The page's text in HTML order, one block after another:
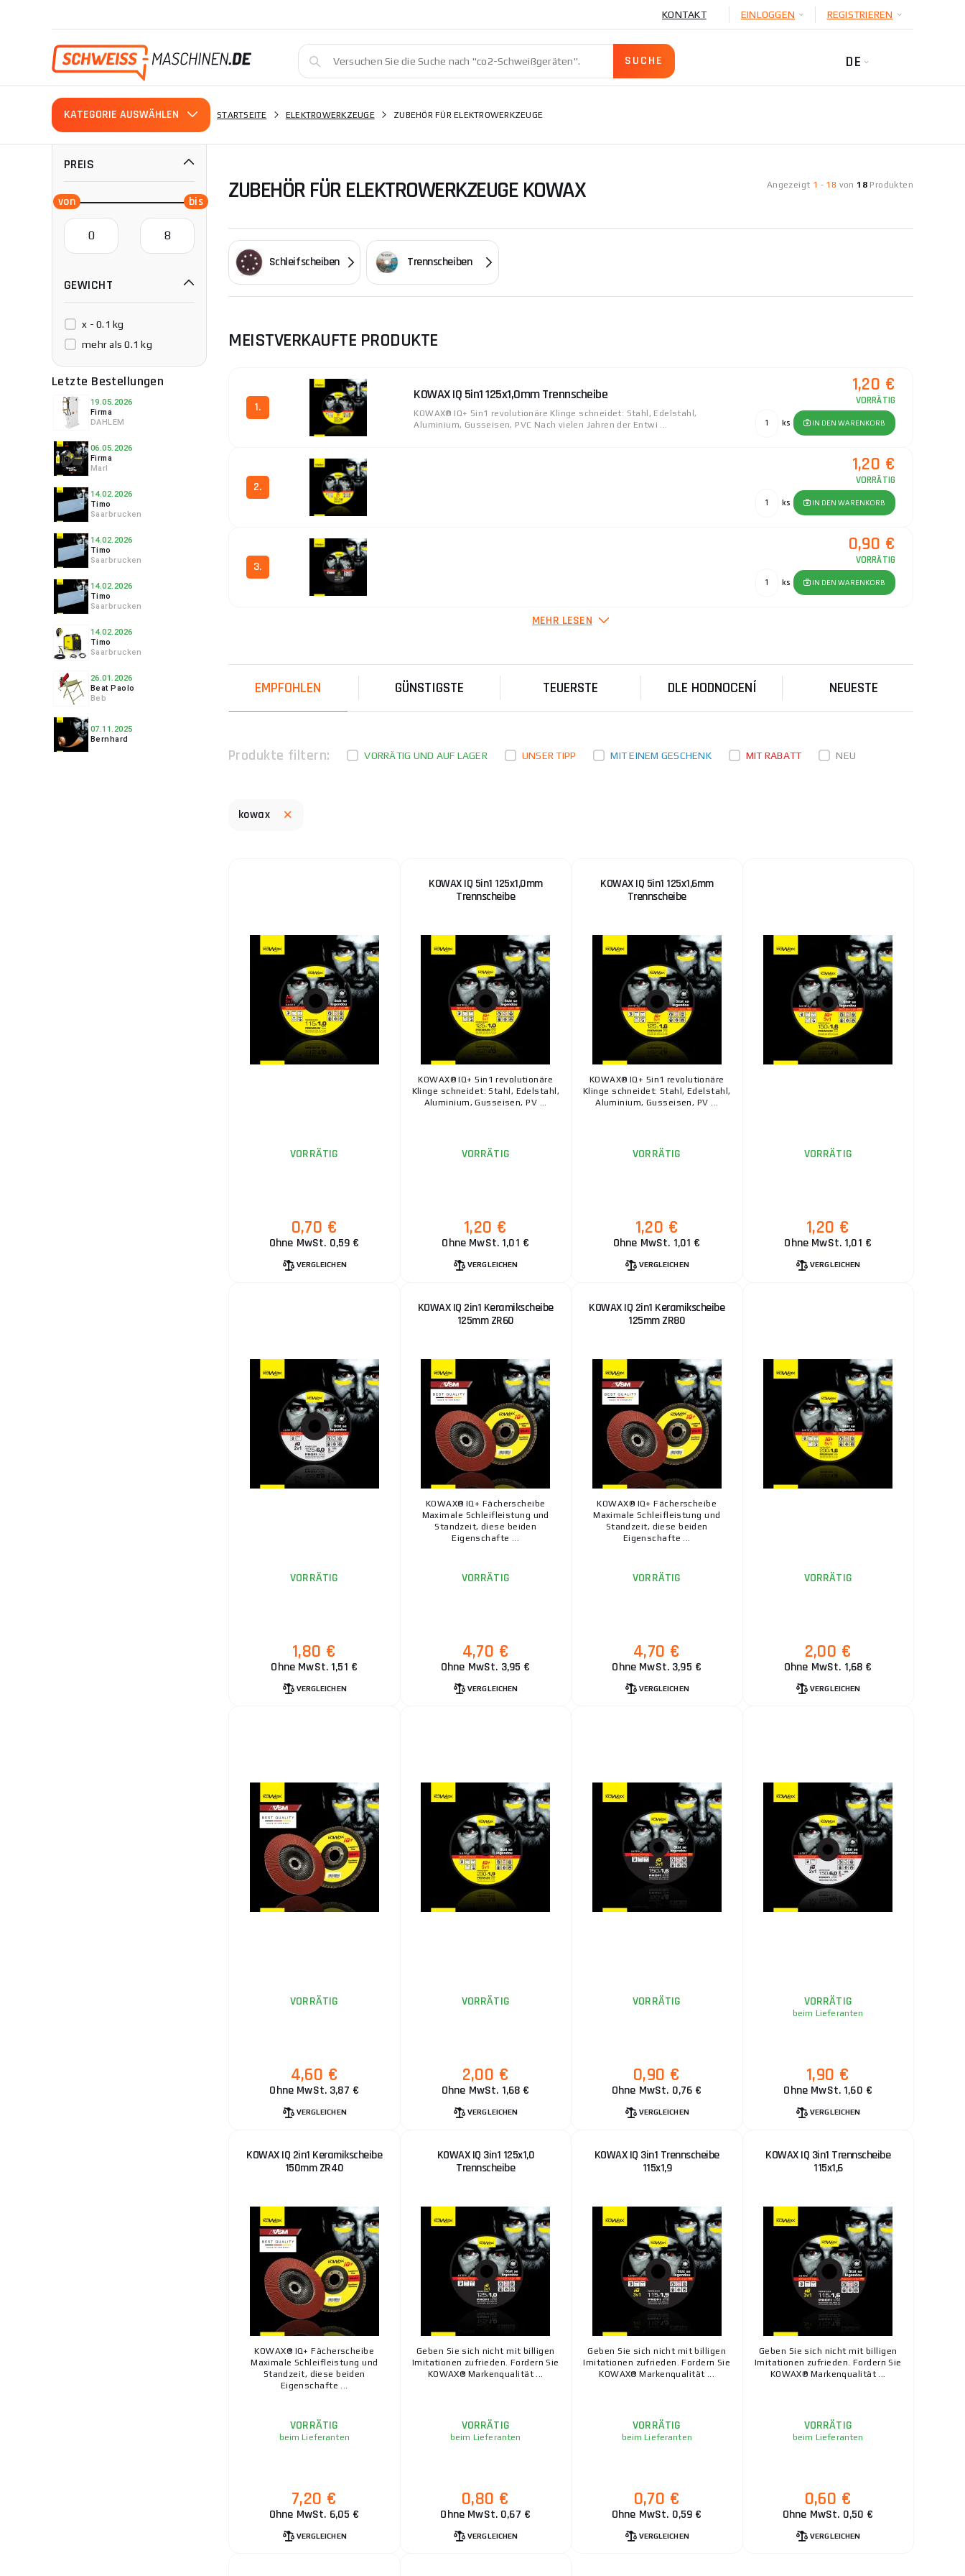
KONTAKT EINLOGGEN REGISTRIEREN
DE
KATEGORIE AUSWÄHLEN STARTSEITE ELEKTROWERKZEUGE ZUBEHÖR FÜR ELEKTROWERKZEUGE
PREIS
GEWICHT
x - 0.1 kg
mehr als 0.1 kg
Letzte Bestellungen
19.05.2026
Firma
DAHLEM
06.05.2026
Firma
Marl
14.02.2026
Timo
Saarbrucken
14.02.2026
Timo
Saarbrucken
14.02.2026
Timo
Saarbrucken
14.02.2026
Timo
Saarbrucken
26.01.2026
Beat Paolo
Beb
07.11.2025
Bernhard
Angezeigt 1 - 18 von 18 Produkten
ZUBEHÖR FÜR ELEKTROWERKZEUGE KOWAX
Schleifscheiben Trennscheiben
MEISTVERKAUFTE PRODUKTE
1.
KOWAX IQ 5in1 125x1,0mm Trennscheibe
KOWAX® IQ+ 5in1 revolutionäre Klinge schneidet: Stahl, Edelstahl,
Aluminium, Gusseisen, PVC Nach vielen Jahren der Entwi ...
1,20 €
VORRÄTIG
ks IN DEN WARENKORB
2.
1,20 €
VORRÄTIG
ks IN DEN WARENKORB
3.
0,90 €
VORRÄTIG
ks IN DEN WARENKORB
Aluminium, Gusseisen, PVC Nach vielen Jahren der Entwi ...
ks
KOWAX® IQ+ Fächerscheibe Maximale Schleifleistung und Standzeit,
diese beiden Eigenschaften gibt es jetzt vereint in der ...
KOWAX IQ 2in1 Keramikscheibe 125mm ZR60
KOWAX® IQ+ Fächerscheibe Maximale Schleifleistung und Standzeit,
diese beiden Eigenschaften gibt es jetzt vereint in der ...
4,70 €
VORRÄTIG
IN DEN WARENKORB
1,80 €
ks
IN DEN WARENKORB
MEHR LESEN
EMPFOHLEN GÜNSTIGSTE TEUERSTE DLE HODNOCENÍ NEUESTE
Produkte filtern: VORRÄTIG UND AUF LAGER UNSER TIPP MIT EINEM GESCHENK MIT RABATT NEU
kowax
VORRÄTIG
0,70 €
Ohne MwSt. 0,59 €
VERGLEICHEN
KOWAX IQ 5in1 125x1,0mm
Trennscheibe
KOWAX® IQ+ 5in1 revolutionäre
Klinge schneidet: Stahl, Edelstahl,
Aluminium, Gusseisen, PV ...
VORRÄTIG
1,20 €
Ohne MwSt. 1,01 €
VERGLEICHEN
KOWAX IQ 5in1 125x1,6mm
Trennscheibe
KOWAX® IQ+ 5in1 revolutionäre
Klinge schneidet: Stahl, Edelstahl,
Aluminium, Gusseisen, PV ...
VORRÄTIG
1,20 €
Ohne MwSt. 1,01 €
VERGLEICHEN
VORRÄTIG
1,20 €
Ohne MwSt. 1,01 €
VERGLEICHEN
VORRÄTIG
1,80 €
Ohne MwSt. 1,51 €
VERGLEICHEN
KOWAX IQ 2in1 Keramikscheibe
125mm ZR60
KOWAX® IQ+ Fächerscheibe
Maximale Schleifleistung und
Standzeit, diese beiden
Eigenschafte ...
VORRÄTIG
4,70 €
Ohne MwSt. 3,95 €
VERGLEICHEN
KOWAX IQ 2in1 Keramikscheibe
125mm ZR80
KOWAX® IQ+ Fächerscheibe
Maximale Schleifleistung und
Standzeit, diese beiden
Eigenschafte ...
VORRÄTIG
4,70 €
Ohne MwSt. 3,95 €
VERGLEICHEN
VORRÄTIG
2,00 €
Ohne MwSt. 1,68 €
VERGLEICHEN
VORRÄTIG
4,60 €
Ohne MwSt. 3,87 €
VERGLEICHEN
VORRÄTIG
2,00 €
Ohne MwSt. 1,68 €
VERGLEICHEN
VORRÄTIG
0,90 €
Ohne MwSt. 0,76 €
VERGLEICHEN
VORRÄTIG
beim Lieferanten
1,90 €
Ohne MwSt. 1,60 €
VERGLEICHEN
KOWAX IQ 2in1 Keramikscheibe
150mm ZR40
KOWAX® IQ+ Fächerscheibe
Maximale Schleifleistung und
Standzeit, diese beiden
Eigenschafte ...
VORRÄTIG
beim Lieferanten
7,20 €
Ohne MwSt. 6,05 €
VERGLEICHEN
KOWAX IQ 3in1 125x1,0
Trennscheibe
Geben Sie sich nicht mit billigen
Imitationen zufrieden. Fordern Sie
KOWAX® Markenqualität ...
VORRÄTIG
beim Lieferanten
0,80 €
Ohne MwSt. 0,67 €
VERGLEICHEN
KOWAX IQ 3in1 Trennscheibe
115x1,9
Geben Sie sich nicht mit billigen
Imitationen zufrieden. Fordern Sie
KOWAX® Markenqualität ...
VORRÄTIG
beim Lieferanten
0,70 €
Ohne MwSt. 0,59 €
VERGLEICHEN
KOWAX IQ 3in1 Trennscheibe
115x1,6
Geben Sie sich nicht mit billigen
Imitationen zufrieden. Fordern Sie
KOWAX® Markenqualität ...
VORRÄTIG
beim Lieferanten
0,60 €
Ohne MwSt. 0,50 €
VERGLEICHEN